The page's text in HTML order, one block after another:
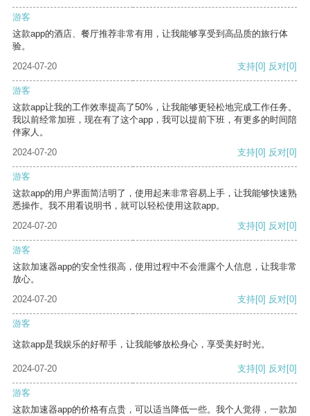
游客
这款app的酒店、餐厅推荐非常有用，让我能够享受到高品质的旅行体
验。
2024-07-20
支持[0] 反对[0]
游客
这款app让我的工作效率提高了50%，让我能够更轻松地完成工作任务。
我以前经常加班，现在有了这个app，我可以提前下班，有更多的时间陪
伴家人。
2024-07-20
支持[0] 反对[0]
游客
这款app的用户界面简洁明了，使用起来非常容易上手，让我能够快速熟
悉操作。我不用看说明书，就可以轻松使用这款app。
2024-07-20
支持[0] 反对[0]
游客
这款加速器app的安全性很高，使用过程中不会泄露个人信息，让我非常
放心。
2024-07-20
支持[0] 反对[0]
游客
这款app是我娱乐的好帮手，让我能够放松身心，享受美好时光。
2024-07-20 支持[0] 反对[0]
游客
这款加速器app的价格有点贵，可以适当降低一些。我个人觉得，一款加